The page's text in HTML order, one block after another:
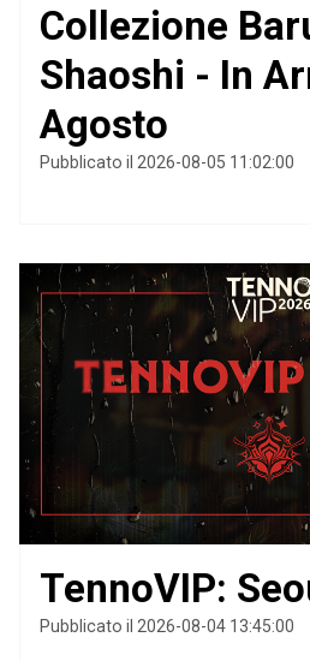
Collezione
Shaoshi - In
Agosto
Pubblicato il 2026-08-05 11:02:00
TennoVIP:
Pubblicato il 2026-08-04 13:45:00